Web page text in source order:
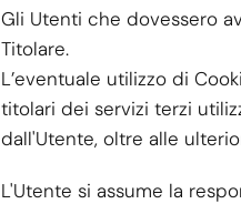
Gli Utenti che dovessero
Titolare.
L’eventuale utilizzo di
titolari dei servizi terzi
dall'Utente, oltre alle
L'Utente si assume la